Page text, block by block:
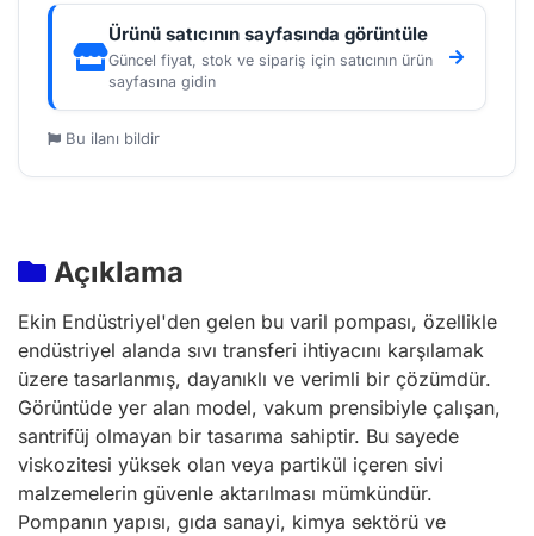
Ürünü satıcının sayfasında görüntüle
Güncel fiyat, stok ve sipariş için satıcının ürün
sayfasına gidin
Bu ilanı bildir
Açıklama
Ekin Endüstriyel'den gelen bu varil pompası, özellikle
endüstriyel alanda sıvı transferi ihtiyacını karşılamak
üzere tasarlanmış, dayanıklı ve verimli bir çözümdür.
Görüntüde yer alan model, vakum prensibiyle çalışan,
santrifüj olmayan bir tasarıma sahiptir. Bu sayede
viskozitesi yüksek olan veya partikül içeren sivi
malzemelerin güvenle aktarılması mümkündür.
Pompanın yapısı, gıda sanayi, kimya sektörü ve